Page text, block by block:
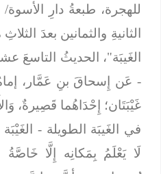
للهجرة، طبعةُ دارِ
الثانيةِ والثمانين بعدَ
الغَيبَة"، الحديثُ التاسعَ
-عَن إِسحاقَ بنِ عَمَّار،
غَيْبَتَان؛ إِحْدَاهُما قَصِيرةٌ،
في الغَيبَة الطويلة -الغَيْبَة
لَا يَعْلَمُ بِمَكانِه إِلَّا خَاصَّةُ